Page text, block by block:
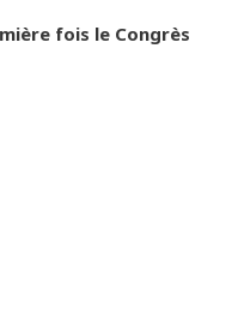
fois le Congrès